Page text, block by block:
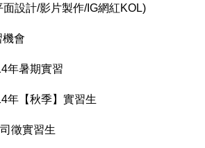
設計/影片製作/IG網紅KOL)
會
年暑期實習
年【秋季】實習生
徵實習生